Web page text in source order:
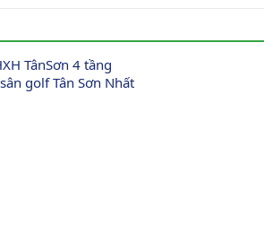
TânSơn 4 tầng
golf Tân Sơn Nhất